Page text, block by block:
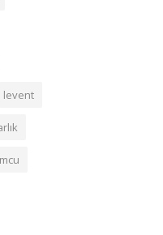
levent